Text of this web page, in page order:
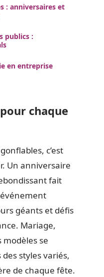
: anniversaires et
publics :
en entreprise
chaque
c’est
Un anniversaire
fait
géants et défis
Mariage,
se
styles variés,
de chaque fête.